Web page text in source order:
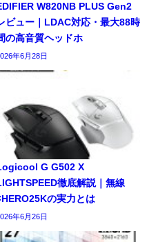
W820NB PLUS Gen2
ビュー｜LDAC対応・最大88時
の高音質ヘッドホ
年6月28日
G G502 X
徹底解説｜無線
の実力とは
年6月26日